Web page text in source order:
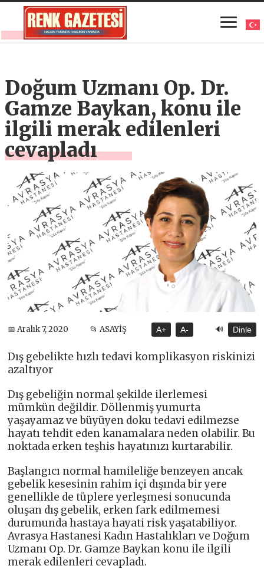
Doğum Uzmanı Op. Dr.
Gamze Baykan, konu ile
ilgili merak edilenleri
cevapladı
📅 Aralık 7, 2020 📂 ASAYİŞ A+ A- 🔊 Dinle
Dış gebelikte hızlı tedavi komplikasyon riskinizi
azaltıyor
Dış gebeliğin normal şekilde ilerlemesi
mümkün değildir. Döllenmiş yumurta
yaşayamaz ve büyüyen doku tedavi edilmezse
hayatı tehdit eden kanamalara neden olabilir. Bu
noktada erken teşhis hayatınızı kurtarabilir.
Başlangıcı normal hamileliğe benzeyen ancak
gebelik kesesinin rahim içi dışında bir yere
genellikle de tüplere yerleşmesi sonucunda
oluşan dış gebelik, erken fark edilmemesi
durumunda hastaya hayati risk yaşatabiliyor.
Avrasya Hastanesi Kadın Hastalıkları ve Doğum
Uzmanı Op. Dr. Gamze Baykan konu ile ilgili
merak edilenleri cevapladı.